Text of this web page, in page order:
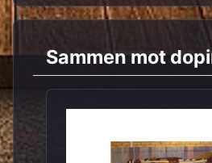
Sammen mot